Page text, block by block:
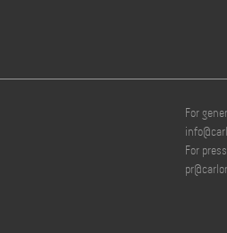
For
For